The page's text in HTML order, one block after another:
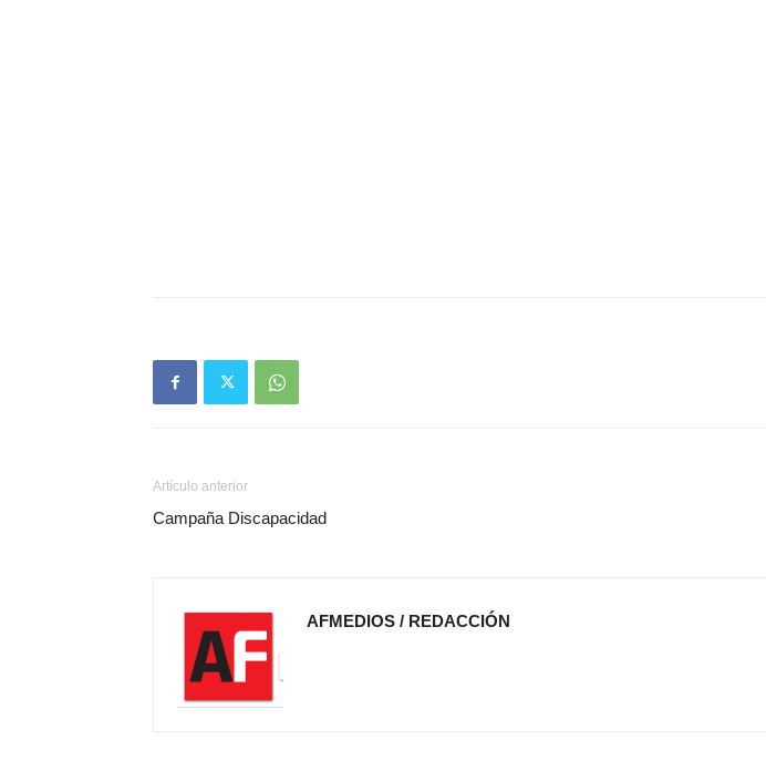
Artículo anterior
Campaña Discapacidad
AFMEDIOS / REDACCIÓN